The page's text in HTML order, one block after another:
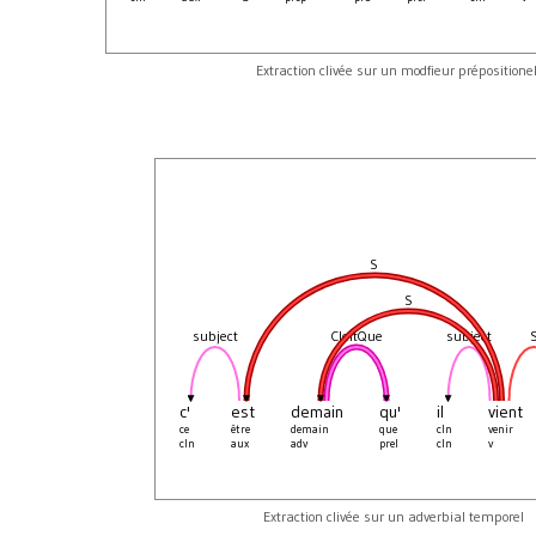
Extraction clivée sur un modfieur
c'
ce
cln
est
être
aux
demain
demain
adv
qu'
que
prel
il
cln
cln
vient
venir
v
CleftQue
subject subject
S
S
Extraction clivée sur un adverbial temporel